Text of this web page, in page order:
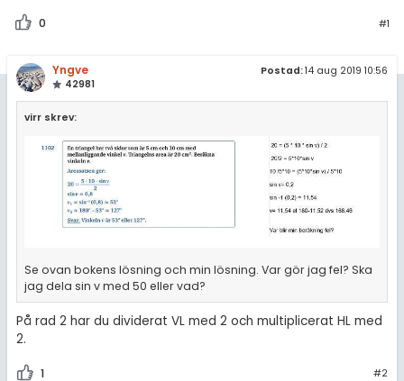
0 #1
Yngve
42981
Postad:14 aug 2019 10:56
virr skrev:
Se ovan bokens lösning och min lösning. Var gör jag fel? Ska
jag dela sin v med 50 eller vad?
På rad 2 har du dividerat VL med 2 och multiplicerat HL med
2.
1 #2
4 inloggade
Om Pluggakuten
högskolan
diskussioner
diskussioner